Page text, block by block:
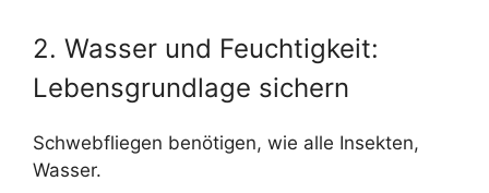
2. Wasser und Feuchtigkeit:
Lebensgrundlage sichern
Schwebfliegen benötigen, wie alle Insekten,
Wasser.